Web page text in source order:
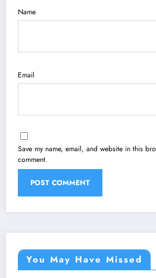
Name
Email
Save my name, email, and website in this
comment.
You May Have Missed